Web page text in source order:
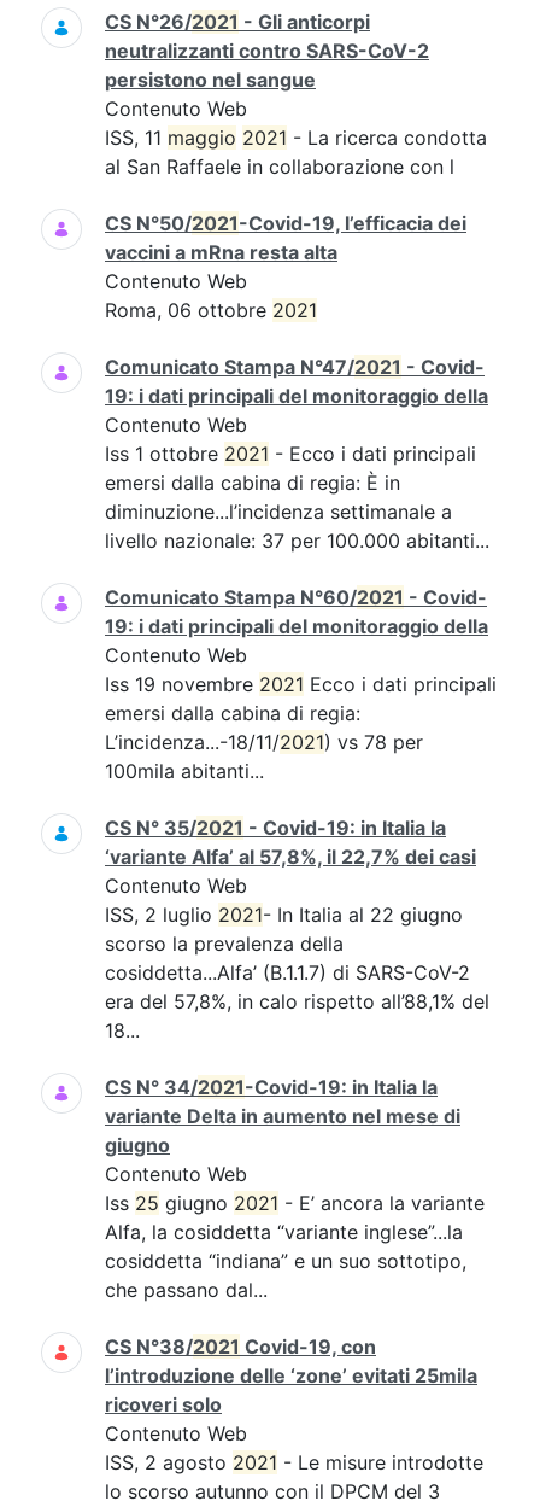
CS N°26/2021 - Gli anticorpi
neutralizzanti contro SARS-CoV-2
persistono nel sangue
Contenuto Web
ISS, 11 maggio 2021 - La ricerca condotta
al San Raffaele in collaborazione con l
CS N°50/2021-Covid-19, l’efficacia dei
vaccini a mRna resta alta
Contenuto Web
Roma, 06 ottobre 2021
Comunicato Stampa N°47/2021 - Covid-
19: i dati principali del monitoraggio della
Contenuto Web
Iss 1 ottobre 2021 - Ecco i dati principali
emersi dalla cabina di regia: È in
diminuzione...l’incidenza settimanale a
livello nazionale: 37 per 100.000 abitanti...
Comunicato Stampa N°60/2021 - Covid-
19: i dati principali del monitoraggio della
Contenuto Web
Iss 19 novembre 2021 Ecco i dati principali
emersi dalla cabina di regia:
L’incidenza...-18/11/2021) vs 78 per
100mila abitanti...
CS N° 35/2021 - Covid-19: in Italia la
‘variante Alfa’ al 57,8%, il 22,7% dei casi
Contenuto Web
ISS, 2 luglio 2021- In Italia al 22 giugno
scorso la prevalenza della
cosiddetta...Alfa’ (B.1.1.7) di SARS-CoV-2
era del 57,8%, in calo rispetto all’88,1% del
18...
CS N° 34/2021-Covid-19: in Italia la
variante Delta in aumento nel mese di
giugno
Contenuto Web
Iss 25 giugno 2021 - E’ ancora la variante
Alfa, la cosiddetta “variante inglese”...la
cosiddetta “indiana” e un suo sottotipo,
che passano dal...
CS N°38/2021 Covid-19, con
l’introduzione delle ‘zone’ evitati 25mila
ricoveri solo
Contenuto Web
ISS, 2 agosto 2021 - Le misure introdotte
lo scorso autunno con il DPCM del 3